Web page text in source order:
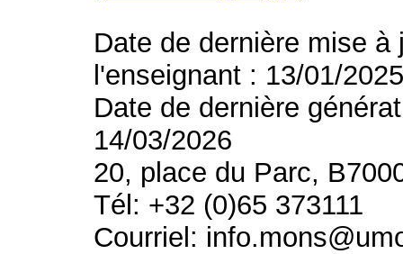
Date de dernière mise
l'enseignant : 13/01/
Date de dernière
14/03/2026
20, place du Parc,
Tél: +32 (0)65 373111
Courriel: